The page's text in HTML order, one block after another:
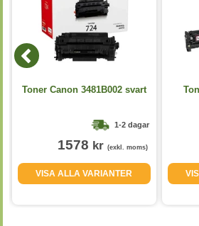
Toner Canon 3481B002 svart
1-2 dagar
1578 kr (exkl. moms)
VISA ALLA VARIANTER